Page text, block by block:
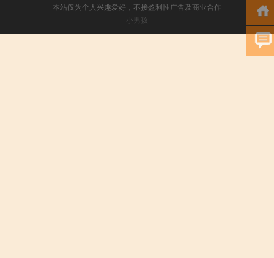
本站仅为个人兴趣爱好，不接盈利性广告及商业合作
小男孩